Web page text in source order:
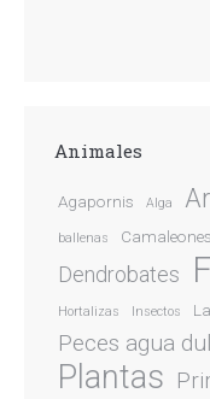
Animales
Agapornis Alga
ballenas Camaleones
Dendrobates
Hortalizas Insectos
Peces agua
Plantas